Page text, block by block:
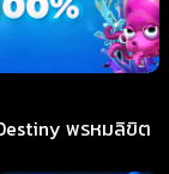
พรหมลิขิต